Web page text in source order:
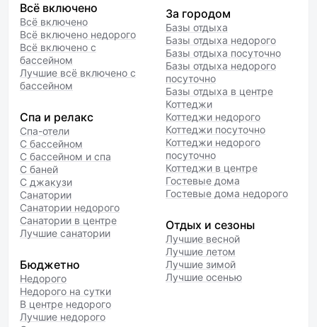
Всё включено
Всё включено
Всё включено недорого
Всё включено с
бассейном
Лучшие всё включено с
бассейном
Спа и релакс
Спа-отели
С бассейном
С бассейном и спа
С баней
С джакузи
Санатории
Санатории недорого
Санатории в центре
Лучшие санатории
Бюджетно
Недорого
Недорого на сутки
В центре недорого
Лучшие недорого
За городом
Базы отдыха
Базы отдыха недорого
Базы отдыха посуточно
Базы отдыха недорого
посуточно
Базы отдыха в центре
Коттеджи
Коттеджи недорого
Коттеджи посуточно
Коттеджи недорого
посуточно
Коттеджи в центре
Гостевые дома
Гостевые дома недорого
Отдых и сезоны
Лучшие весной
Лучшие летом
Лучшие зимой
Лучшие осенью